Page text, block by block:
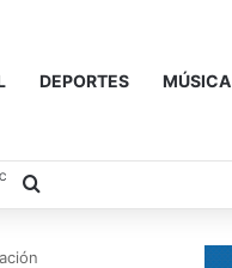
DEPORTES MÚSICA
Buscar